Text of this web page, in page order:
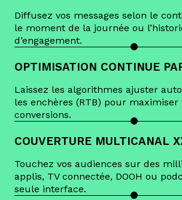
Diffusez vos messages selon le
le moment de la journée ou
d’engagement.
OPTIMISATION CONTINUE
Laissez les algorithmes ajuster
les enchères (RTB) pour maximiser
conversions.
COUVERTURE MULTICANAL
Touchez vos audiences sur des
applis, TV connectée, DOOH ou
seule interface.